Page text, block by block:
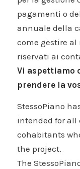
pagamenti o
annuale della
come gestire
riservati ai
Vi aspettiamo
prendere la
StessoPiano
intended for all
cohabitants
the project.
The